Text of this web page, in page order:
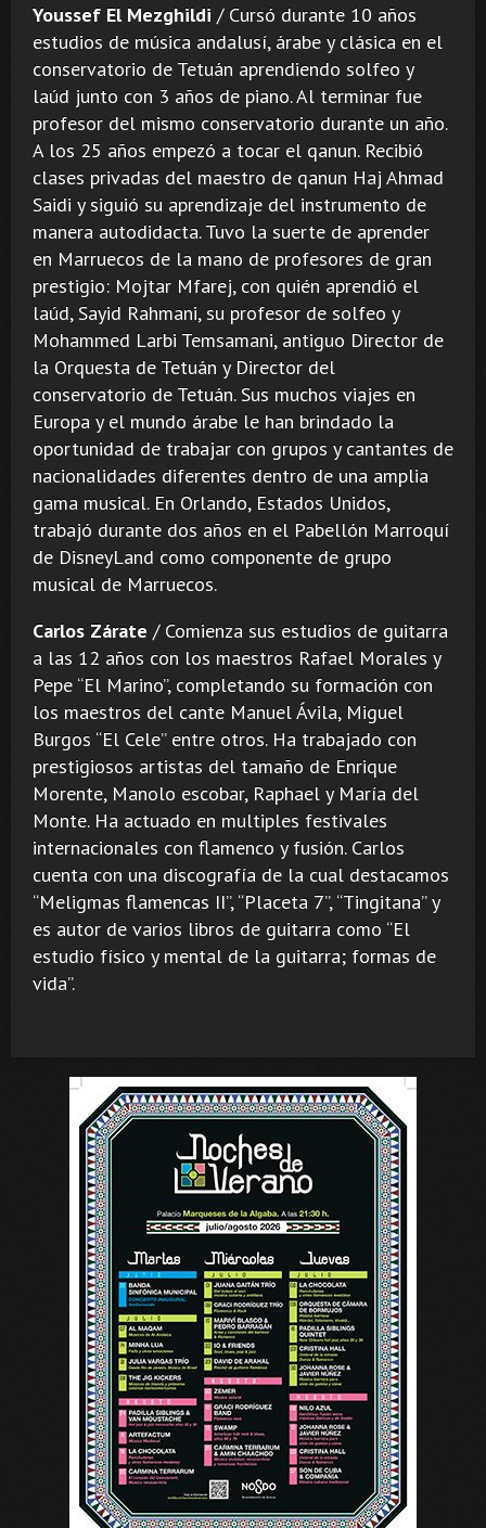
Youssef El Mezghildi / Cursó durante 10 años
estudios de música andalusí, árabe y clásica en el
conservatorio de Tetuán aprendiendo solfeo y
laúd junto con 3 años de piano. Al terminar fue
profesor del mismo conservatorio durante un año.
A los 25 años empezó a tocar el qanun. Recibió
clases privadas del maestro de qanun Haj Ahmad
Saidi y siguió su aprendizaje del instrumento de
manera autodidacta. Tuvo la suerte de aprender
en Marruecos de la mano de profesores de gran
prestigio: Mojtar Mfarej, con quién aprendió el
laúd, Sayid Rahmani, su profesor de solfeo y
Mohammed Larbi Temsamani, antiguo Director de
la Orquesta de Tetuán y Director del
conservatorio de Tetuán. Sus muchos viajes en
Europa y el mundo árabe le han brindado la
oportunidad de trabajar con grupos y cantantes de
nacionalidades diferentes dentro de una amplia
gama musical. En Orlando, Estados Unidos,
trabajó durante dos años en el Pabellón Marroquí
de DisneyLand como componente de grupo
musical de Marruecos.
Carlos Zárate / Comienza sus estudios de guitarra
a las 12 años con los maestros Rafael Morales y
Pepe “El Marino”, completando su formación con
los maestros del cante Manuel Ávila, Miguel
Burgos “El Cele” entre otros. Ha trabajado con
prestigiosos artistas del tamaño de Enrique
Morente, Manolo escobar, Raphael y María del
Monte. Ha actuado en multiples festivales
internacionales con flamenco y fusión. Carlos
cuenta con una discografía de la cual destacamos
“Meligmas flamencas II”, “Placeta 7”, “Tingitana” y
es autor de varios libros de guitarra como “El
estudio físico y mental de la guitarra; formas de
vida”.